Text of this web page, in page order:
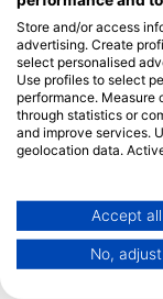
hợp cho cả lặn và
Store and/or access
advertising. Create
select personalised
Use profiles to select
performance. Measure
through statistics or
and improve services.
geolocation data.
Data may be shared
Your consent and the
View Partner List
Accept all
No, adjust